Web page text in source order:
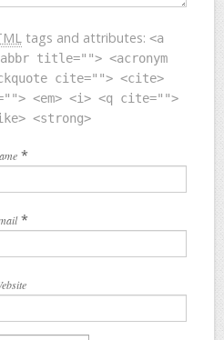
tags and attributes: <a
title=""> <acronym
cite=""> <cite>
<em> <i> <q cite="">
<strong>
*
*